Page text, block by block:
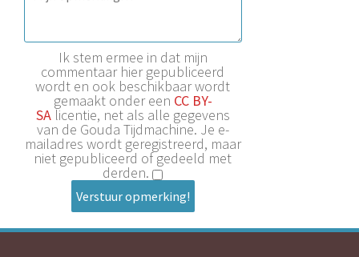
Ik stem ermee in dat mijn
commentaar hier gepubliceerd
wordt en ook beschikbaar wordt
gemaakt onder een CC BY-
SAlicentie, net als alle gegevens
van de Gouda Tijdmachine. Je e-
mailadres wordt geregistreerd, maar
niet gepubliceerd of gedeeld met
derden.
Verstuur opmerking!